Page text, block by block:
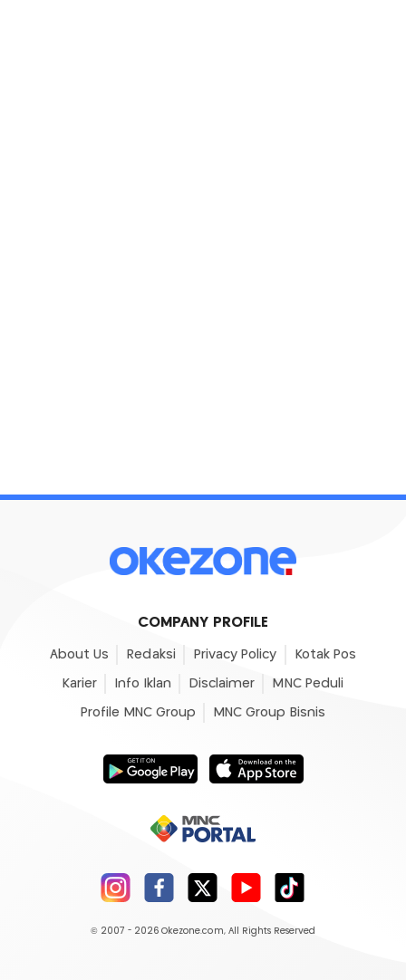
COMPANY PROFILE
About Us Redaksi Privacy Policy Kotak Pos
Karier Info Iklan Disclaimer MNC Peduli
Profile MNC Group MNC Group Bisnis
© 2007 - 2026 Okezone.com, All Rights Reserved